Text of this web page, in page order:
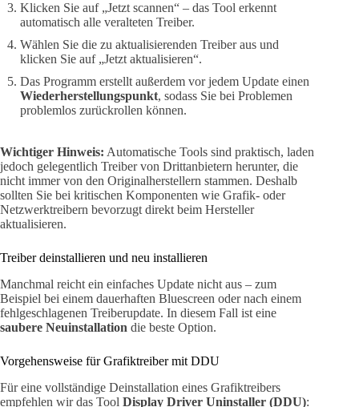
Klicken Sie auf „Jetzt scannen“ – das Tool erkennt
automatisch alle veralteten Treiber.
Wählen Sie die zu aktualisierenden Treiber aus und
klicken Sie auf „Jetzt aktualisieren“.
Das Programm erstellt außerdem vor jedem Update einen
Wiederherstellungspunkt, sodass Sie bei Problemen
problemlos zurückrollen können.
Wichtiger Hinweis: Automatische Tools sind praktisch, laden
jedoch gelegentlich Treiber von Drittanbietern herunter, die
nicht immer von den Originalherstellern stammen. Deshalb
sollten Sie bei kritischen Komponenten wie Grafik- oder
Netzwerktreibern bevorzugt direkt beim Hersteller
aktualisieren.
Treiber deinstallieren und neu installieren
Manchmal reicht ein einfaches Update nicht aus – zum
Beispiel bei einem dauerhaften Bluescreen oder nach einem
fehlgeschlagenen Treiberupdate. In diesem Fall ist eine
saubere Neuinstallation die beste Option.
Vorgehensweise für Grafiktreiber mit DDU
Für eine vollständige Deinstallation eines Grafiktreibers
empfehlen wir das Tool Display Driver Uninstaller (DDU):